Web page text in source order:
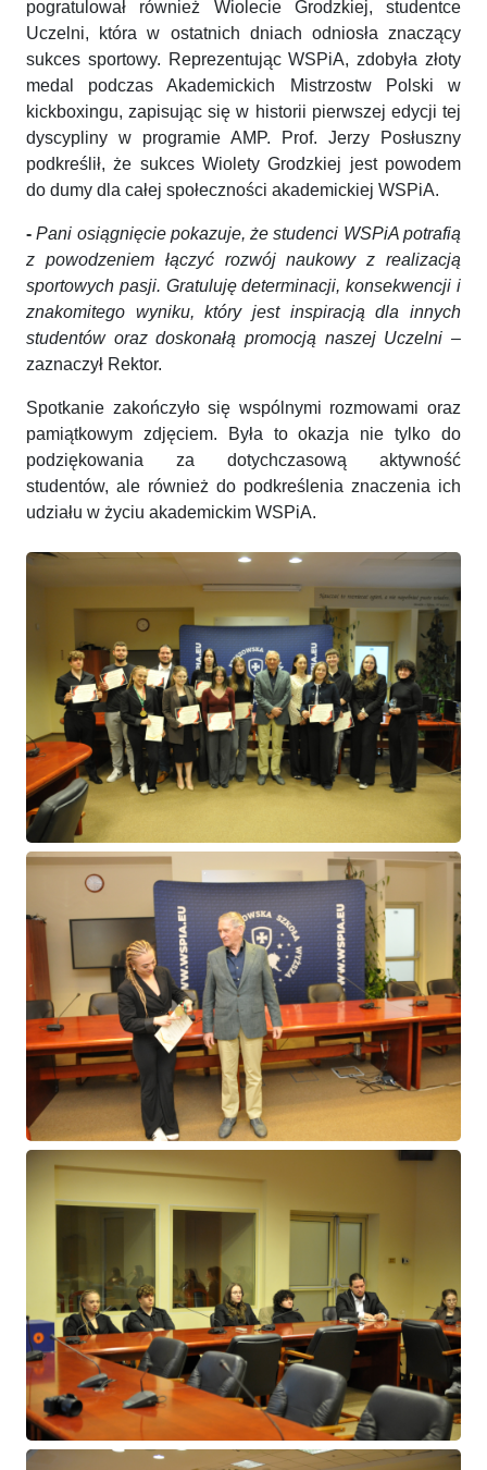
pogratulował również Wiolecie Grodzkiej, studentce
Uczelni, która w ostatnich dniach odniosła znaczący
sukces sportowy. Reprezentując WSPiA, zdobyła złoty
medal podczas Akademickich Mistrzostw Polski w
kickboxingu, zapisując się w historii pierwszej edycji tej
dyscypliny w programie AMP. Prof. Jerzy Posłuszny
podkreślił, że sukces Wiolety Grodzkiej jest powodem
do dumy dla całej społeczności akademickiej WSPiA.
-Pani osiągnięcie pokazuje, że studenci WSPiA potrafią
z powodzeniem łączyć rozwój naukowy z realizacją
sportowych pasji. Gratuluję determinacji, konsekwencji i
znakomitego wyniku, który jest inspiracją dla innych
studentów oraz doskonałą promocją naszej Uczelni –
zaznaczył Rektor.
Spotkanie zakończyło się wspólnymi rozmowami oraz
pamiątkowym zdjęciem. Była to okazja nie tylko do
podziękowania za dotychczasową aktywność
studentów, ale również do podkreślenia znaczenia ich
udziału w życiu akademickim WSPiA.